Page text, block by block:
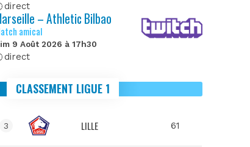
direct
– Athletic Bilbao
amical
9 Août 2026 à 17h30
direct
CLASSEMENT LIGUE 1
3 LILLE 61